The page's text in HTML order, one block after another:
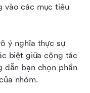
vào các mục tiêu
ý nghĩa thực sự
biệt giữa cộng tác
dẫn bạn chọn phần
nhóm.